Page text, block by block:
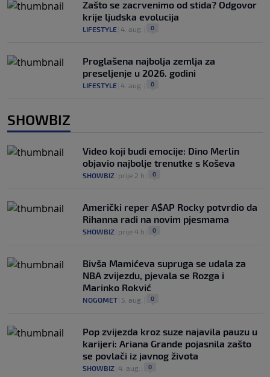
Zašto se zacrvenimo od stida? Odgovor
krije ljudska evolucija
LIFESTYLE 4. aug. 0
Proglašena najbolja zemlja za
preseljenje u 2026. godini
LIFESTYLE 4. aug. 0
SHOWBIZ
Video koji budi emocije: Dino Merlin
objavio najbolje trenutke s Koševa
SHOWBIZ prije 2 h 0
Američki reper A$AP Rocky potvrdio da
Rihanna radi na novim pjesmama
SHOWBIZ prije 4 h 0
Bivša Mamićeva supruga se udala za
NBA zvijezdu, pjevala se Rozga i
Marinko Rokvić
NOGOMET 5. aug. 0
Pop zvijezda kroz suze najavila pauzu u
karijeri: Ariana Grande pojasnila zašto
se povlači iz javnog života
SHOWBIZ 4. aug. 0